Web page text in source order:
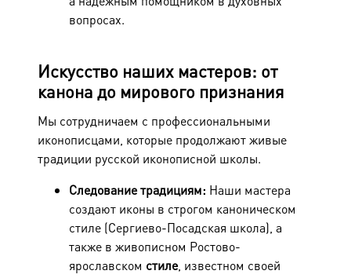
вопросах.
Искусство наших мастеров: от
канона до мирового признания
Мы сотрудничаем с профессиональными
иконописцами, которые продолжают живые
традиции русской иконописной школы.
Следование традициям: Наши мастера
создают иконы в строгом каноническом
стиле (Сергиево-Посадская школа), а
также в живописном Ростово-
ярославском стиле, известном своей